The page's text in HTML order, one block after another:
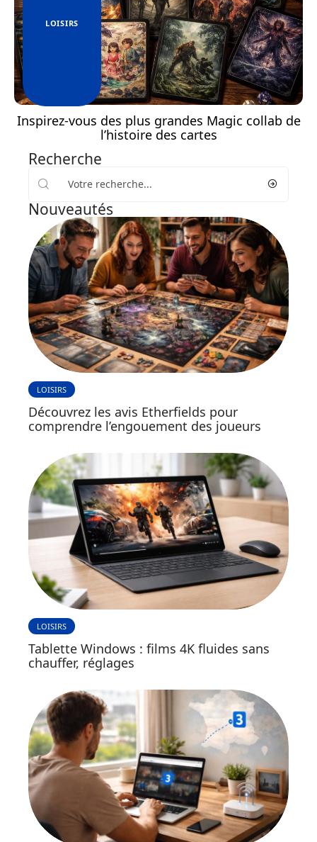
LOISIRS
Inspirez-vous des plus grandes Magic collab de
l’histoire des cartes
Recherche
Nouveautés
LOISIRS
Découvrez les avis Etherfields pour
comprendre l’engouement des joueurs
LOISIRS
Tablette Windows : films 4K fluides sans
chauffer, réglages